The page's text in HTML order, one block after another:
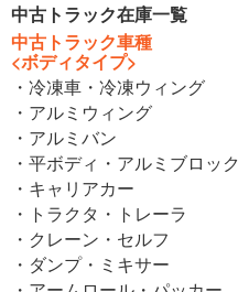
中古トラック在庫一覧
中古トラック車種
<ボディタイプ>
・冷凍車・冷凍ウィング
・アルミウィング
・アルミバン
・平ボディ・アルミブロック
・キャリアカー
・トラクタ・トレーラ
・クレーン・セルフ
・ダンプ・ミキサー